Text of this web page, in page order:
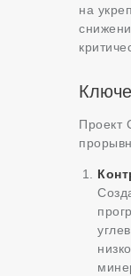
на
Проект